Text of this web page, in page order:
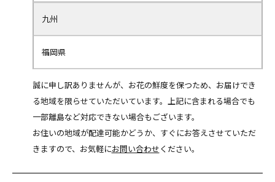
九州
福岡県
誠に申し訳ありませんが、お花の鮮度を保つため、お届けでき
る地域を限らせていただいています。上記に含まれる場合でも
一部離島など対応できない場合もございます。
お住いの地域が配達可能かどうか、すぐにお答えさせていただ
きますので、お気軽にお問い合わせください。